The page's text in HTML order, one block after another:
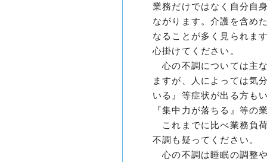
業務だけではなく自分自
ながります。介護を含め
なることが多く見られま
心掛けてください。
心の不調については主
ますが、人によっては気
いる』等症状が出る方も
『集中力が落ちる』等の
これまでに比べ業務負
不調も疑ってください。
心の不調は睡眠の調整